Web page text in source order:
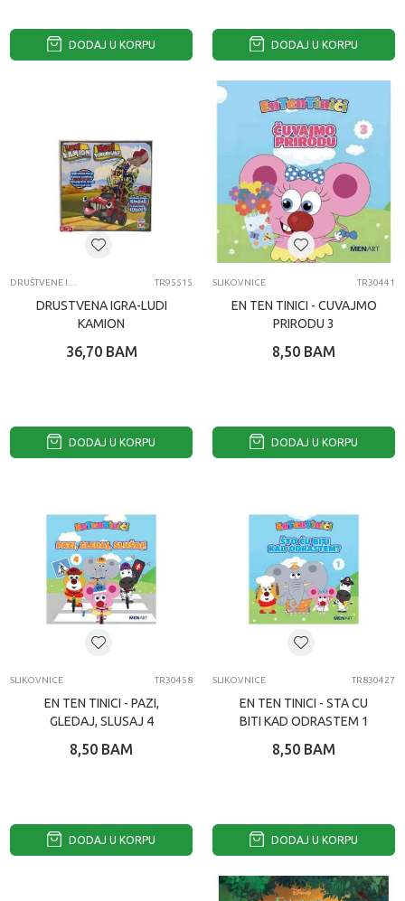
DODAJ U KORPU DODAJ U KORPU
TR95515
DRUSTVENA IGRA-LUDI
KAMION
36,70 BAM
DODAJ U KORPU
SLIKOVNICE TR30441
EN TEN TINICI - CUVAJMO
PRIRODU 3
8,50 BAM
DODAJ U KORPU
SLIKOVNICE TR30458
EN TEN TINICI - PAZI,
GLEDAJ, SLUSAJ 4
8,50 BAM
DODAJ U KORPU
SLIKOVNICE TR830427
EN TEN TINICI - STA CU
BITI KAD ODRASTEM 1
8,50 BAM
DODAJ U KORPU